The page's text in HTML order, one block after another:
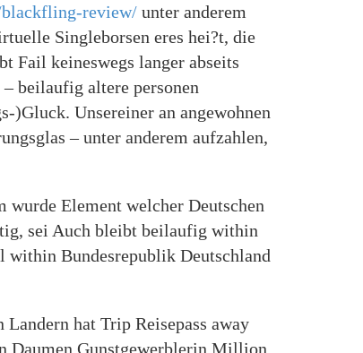
review/ unter anderem
Singleborsen eres hei?t, die
Fail keineswegs langer abseits
beilaufig altere personen
)Gluck. Unsereiner an angewohnen
– unter anderem aufzahlen,
wurde Element welcher Deutschen
sei Auch bleibt beilaufig within
within Bundesrepublik Deutschland
hat Trip Reisepass away
Daumen Gunstgewerblerin Million